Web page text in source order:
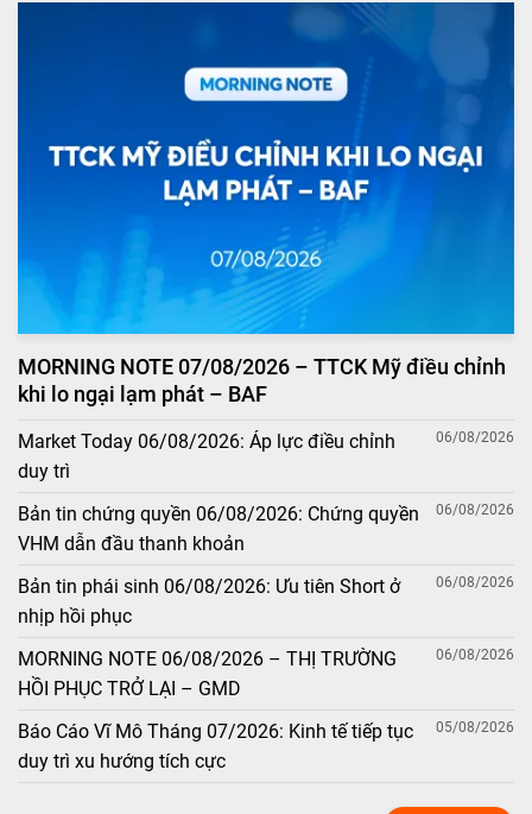
MORNING NOTE 07/08/2026 – TTCK Mỹ điều chỉnh
khi lo ngại lạm phát – BAF
Market Today 06/08/2026: Áp lực điều chỉnh
duy trì
06/08/2026
Bản tin chứng quyền 06/08/2026: Chứng quyền
VHM dẫn đầu thanh khoản
06/08/2026
Bản tin phái sinh 06/08/2026: Ưu tiên Short ở
nhịp hồi phục
06/08/2026
MORNING NOTE 06/08/2026 – THỊ TRƯỜNG
HỒI PHỤC TRỞ LẠI – GMD
06/08/2026
Báo Cáo Vĩ Mô Tháng 07/2026: Kinh tế tiếp tục
duy trì xu hướng tích cực
05/08/2026